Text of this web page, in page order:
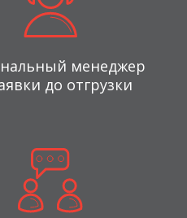
менеджер
до отгрузки